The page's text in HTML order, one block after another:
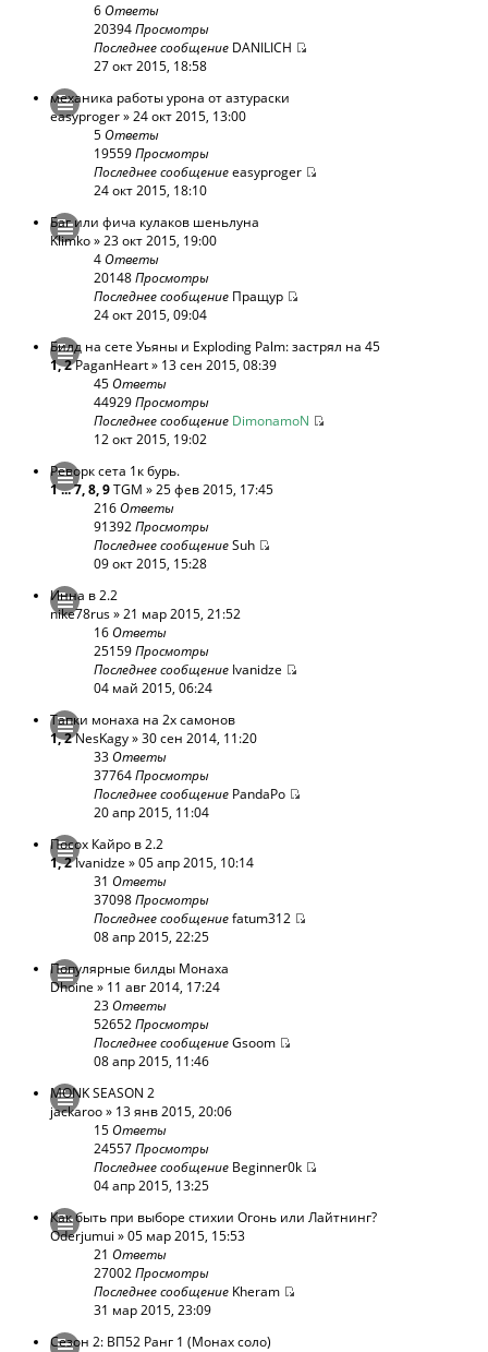
6Ответы
20394Просмотры
Последнее сообщение DANILICH
27 окт 2015, 18:58
механика работы урона от азтураски
easyproger» 24 окт 2015, 13:00
5Ответы
19559Просмотры
Последнее сообщениеeasyproger
24 окт 2015, 18:10
Баг или фича кулаков шеньлуна
Klimko» 23 окт 2015, 19:00
4Ответы
20148Просмотры
Последнее сообщение Пращур
24 окт 2015, 09:04
Билд на сете Уьяны и Exploding Palm: застрял на 45
1,2PaganHeart» 13 сен 2015, 08:39
45Ответы
44929Просмотры
Последнее сообщение DimonamoN
12 окт 2015, 19:02
Реворк сета 1к бурь.
1...7,8,9TGM » 25 фев 2015, 17:45
216Ответы
91392Просмотры
Последнее сообщениеSuh
09 окт 2015, 15:28
Инна в 2.2
nike78rus» 21 мар 2015, 21:52
16Ответы
25159Просмотры
Последнее сообщение Ivanidze
04 май 2015, 06:24
Тапки монаха на 2х самонов
1,2NesKagy» 30 сен 2014, 11:20
33Ответы
37764Просмотры
Последнее сообщение PandaPo
20 апр 2015, 11:04
Посох Кайро в 2.2
1,2Ivanidze » 05 апр 2015, 10:14
31 Ответы
37098Просмотры
Последнее сообщениеfatum312
08 апр 2015, 22:25
Популярные билды Монаха
Dhoine » 11 авг 2014, 17:24
23Ответы
52652Просмотры
Последнее сообщениеGsoom
08 апр 2015, 11:46
MONK SEASON 2
jackaroo» 13 янв 2015, 20:06
15Ответы
24557Просмотры
Последнее сообщение Beginner0k
04 апр 2015, 13:25
Как быть при выборе стихии Огонь или Лайтнинг?
Oderjumui » 05 мар 2015, 15:53
21 Ответы
27002Просмотры
Последнее сообщение Kheram
31 мар 2015, 23:09
Сезон 2: ВП52 Ранг 1 (Монах соло)